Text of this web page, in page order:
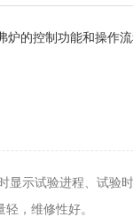
炉的控制功能和操作
显示试验进程、试验
，维修性好。